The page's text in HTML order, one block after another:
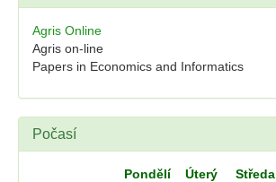
Agris Online
Agris on-line
Papers in Economics and Informatics
Počasí
Pondělí Úterý Středa